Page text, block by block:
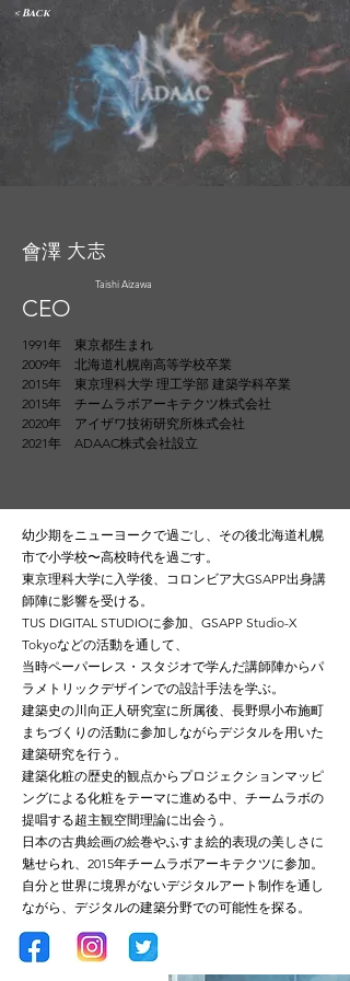
< Back
會澤 大志
Taishi Aizawa
CEO
1991年 東京都生まれ
2009年 北海道札幌南高等学校卒業
2015年 東京理科大学 理工学部 建築学科卒業
2015年 チームラボアーキテクツ株式会社
2020年 アイザワ技術研究所株式会社
2021年 ADAAC株式会社設立
幼少期をニューヨークで過ごし、その後北海道札幌
市で小学校〜高校時代を過ごす。
東京理科大学に入学後、コロンビア大GSAPP出身講
師陣に影響を受ける。
TUS DIGITAL STUDIOに参加、GSAPP Studio-X
Tokyoなどの活動を通して、
当時ペーパーレス・スタジオで学んだ講師陣からパ
ラメトリックデザインでの設計手法を学ぶ。
建築史の川向正人研究室に所属後、長野県小布施町
まちづくりの活動に参加しながらデジタルを用いた
建築研究を行う。
建築化粧の歴史的観点からプロジェクションマッピ
ングによる化粧をテーマに進める中、チームラボの
提唱する超主観空間理論に出会う。
日本の古典絵画の絵巻やふすま絵的表現の美しさに
魅せられ、2015年チームラボアーキテクツに参加。
自分と世界に境界がないデジタルアート制作を通し
ながら、デジタルの建築分野での可能性を探る。